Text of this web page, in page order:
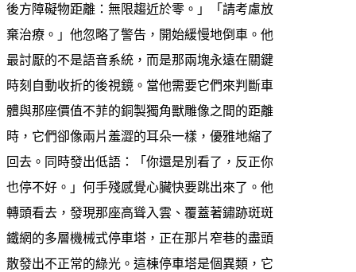
後方障礙物距離：無限趨近於零。」「請考慮放
棄治療。」他忽略了警告，開始緩慢地倒車。他
最討厭的不是語音系統，而是那兩塊永遠在關鍵
時刻自動收折的後視鏡。當他需要它們來判斷車
體與那座價值不菲的銅製獨角獸雕像之間的距離
時，它們卻像兩片羞澀的耳朵一樣，優雅地縮了
回去。同時發出低語：「你還是別看了，反正你
也停不好。」何手殘感覺心臟快要跳出來了。他
轉頭看去，發現那座高聳入雲、覆蓋著鏽跡斑斑
鐵網的多層機械式停車塔，正在那片窄巷的盡頭
散發出不正常的綠光。這棟停車塔是個異類，它